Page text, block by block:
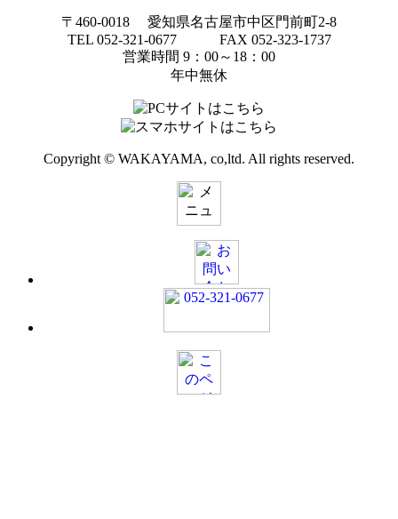
〒460-0018 愛知県名古屋市中区門前町2-8
TEL 052-321-0677 FAX 052-323-1737
営業時間 9：00～18：00
年中無休
Copyright © WAKAYAMA, co,ltd. All rights reserved.